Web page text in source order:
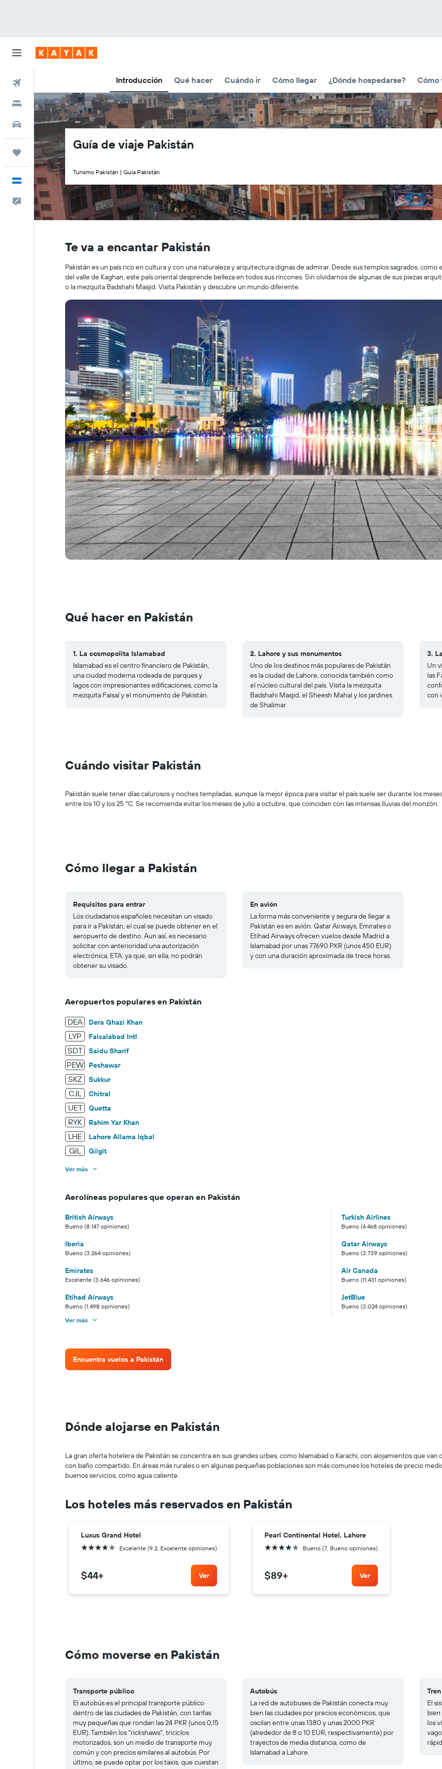
Introducción Qué hacer Cuándo ir Cómo llegar ¿Dónde hospedarse? Cómo
Hoteles
Autos
Trips
Español
Comentarios
Guía de viaje Pakistán
Turismo Pakistán | Guía Pakistán
Te va a encantar Pakistán
Pakistán es un país rico en cultura y con una naturaleza y arquitectura dignas de admirar. Desde sus templos sagrados, como
del valle de Kaghan, este país oriental desprende belleza en todos sus rincones. Sin olvidarnos de algunas de sus piezas
o la mezquita Badshahi Masjid. Visita Pakistán y descubre un mundo diferente.
Qué hacer en Pakistán
1. La cosmopolita Islamabad
Islamabad es el centro financiero de Pakistán,
una ciudad moderna rodeada de parques y
lagos con impresionantes edificaciones, como la
mezquita Faisal y el monumento de Pakistán.
2. Lahore y sus monumentos
Uno de los destinos más populares de Pakistán
es la ciudad de Lahore, conocida también como
el núcleo cultural del país. Visita la mezquita
Badshahi Masjid, el Sheesh Mahal y los jardines
de Shalimar.
3.
Un
las
con
Cuándo visitar Pakistán
Pakistán suele tener días calurosos y noches templadas, aunque la mejor época para visitar el país suele ser durante los
entre los 10 y los 25 °C. Se recomienda evitar los meses de julio a octubre, que coinciden con las intensas lluvias del monzón.
Cómo llegar a Pakistán
Requisitos para entrar
Los ciudadanos españoles necesitan un visado
para ir a Pakistán, el cual se puede obtener en el
aeropuerto de destino. Aun así, es necesario
solicitar con anterioridad una autorización
electrónica, ETA, ya que, sin ella, no podrán
obtener su visado.
En avión
La forma más conveniente y segura de llegar a
Pakistán es en avión. Qatar Airways, Emirates o
Etihad Airways ofrecen vuelos desde Madrid a
Islamabad por unas 77690 PKR (unos 450 EUR)
y con una duración aproximada de trece horas.
Aeropuertos populares en Pakistán
DEA Dera Ghazi Khan
LYP Faisalabad Intl
SDT Saidu Sharif
PEW Peshawar
SKZ Sukkur
CJL Chitral
UET Quetta
RYK Rahim Yar Khan
LHE Lahore Allama Iqbal
GIL Gilgit
Ver más
Aerolíneas populares que operan en Pakistán
British Airways
Bueno (8.147 opiniones)
Turkish Airlines
Bueno (4.468 opiniones)
Iberia
Bueno (3.264 opiniones)
Qatar Airways
Bueno (3.739 opiniones)
Emirates
Excelente (3.646 opiniones)
Air Canada
Bueno (11.431 opiniones)
Etihad Airways
Bueno (1.498 opiniones)
JetBlue
Bueno (3.024 opiniones)
Ver más
Encuentra vuelos a Pakistán
Dónde alojarse en Pakistán
La gran oferta hotelera de Pakistán se concentra en sus grandes urbes, como Islamabad o Karachi, con alojamientos que
con baño compartido. En áreas más rurales o en algunas pequeñas poblaciones son más comunes los hoteles de precio
buenos servicios, como agua caliente.
Los hoteles más reservados en Pakistán
Luxus Grand Hotel
4 estrellas Excelente (9.2, Excelente opiniones)
$44+ Ver
Pearl Continental Hotel, Lahore
4 estrellas Bueno (7, Bueno opiniones)
$89+ Ver
Cómo moverse en Pakistán
Transporte público
El autobús es el principal transporte público
dentro de las ciudades de Pakistán, con tarifas
muy pequeñas que rondan las 24 PKR (unos 0,15
EUR). También los "rickshaws", triciclos
motorizados, son un medio de transporte muy
común y con precios similares al autobús. Por
último, se puede optar por los taxis, que cuestan
Autobús
La red de autobuses de Pakistán conecta muy
bien las ciudades por precios económicos, que
oscilan entre unas 1380 y unas 2000 PKR
(alrededor de 8 o 10 EUR, respectivamente) por
trayectos de media distancia, como de
Islamabad a Lahore.
Tren
El
los